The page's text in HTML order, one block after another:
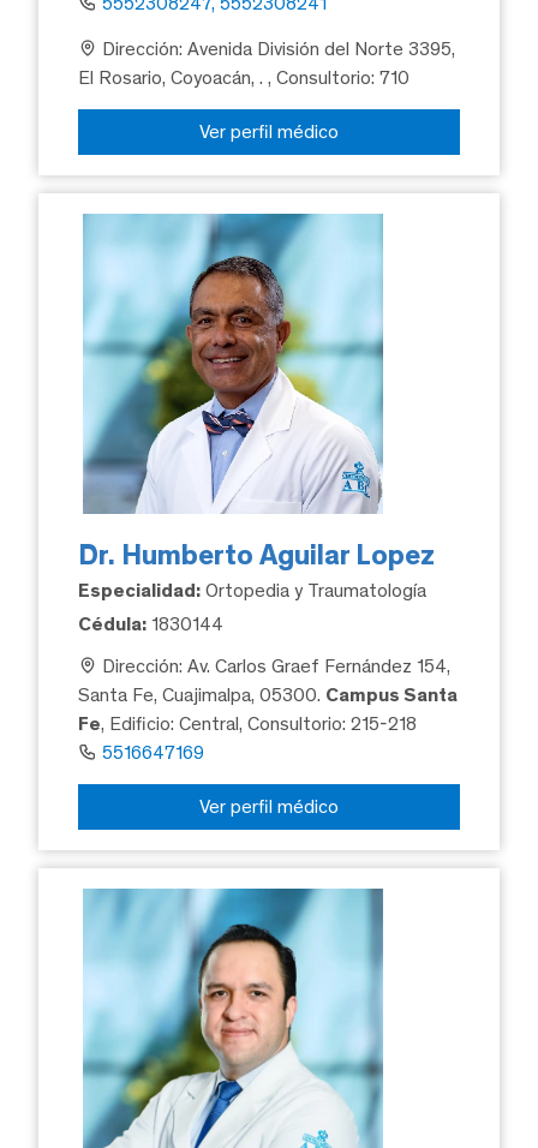
Dirección: Avenida División del Norte 3395,
El Rosario, Coyoacán, ., Consultorio: 710
Ver perfil médico
Dr. Humberto Aguilar Lopez
Especialidad: Ortopedia y Traumatología
Cédula: 1830144
Dirección: Av. Carlos Graef Fernández 154,
Santa Fe, Cuajimalpa, 05300. Campus Santa
Fe, Edificio: Central, Consultorio: 215-218
5516647169
Ver perfil médico